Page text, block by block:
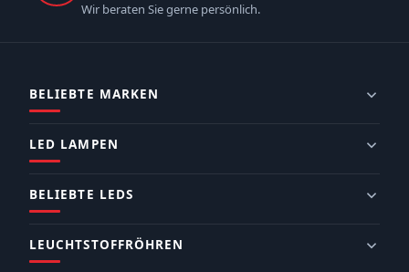
Wir beraten Sie gerne persönlich.
BELIEBTE MARKEN
LED LAMPEN
BELIEBTE LEDS
LEUCHTSTOFFRÖHREN